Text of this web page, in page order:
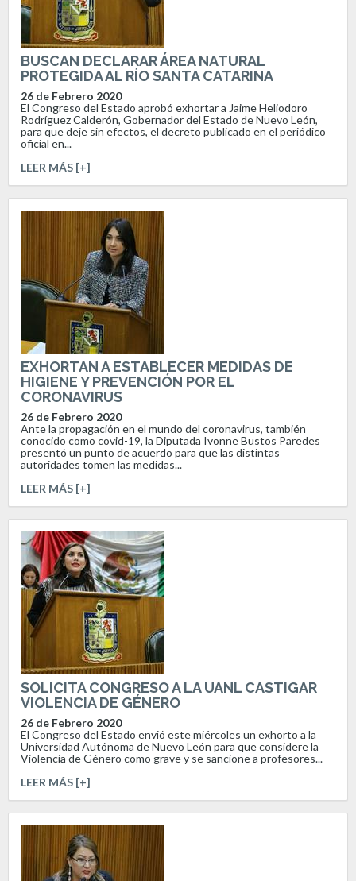
BUSCAN DECLARAR ÁREA NATURAL
PROTEGIDA AL RÍO SANTA CATARINA
26 de Febrero 2020
El Congreso del Estado aprobó exhortar a Jaime Heliodoro
Rodríguez Calderón, Gobernador del Estado de Nuevo León,
para que deje sin efectos, el decreto publicado en el periódico
oficial en...
LEER MÁS [+]
EXHORTAN A ESTABLECER MEDIDAS DE
HIGIENE Y PREVENCIÓN POR EL
CORONAVIRUS
26 de Febrero 2020
Ante la propagación en el mundo del coronavirus, también
conocido como covid-19, la Diputada Ivonne Bustos Paredes
presentó un punto de acuerdo para que las distintas
autoridades tomen las medidas...
LEER MÁS [+]
SOLICITA CONGRESO A LA UANL CASTIGAR
VIOLENCIA DE GÉNERO
26 de Febrero 2020
El Congreso del Estado envió este miércoles un exhorto a la
Universidad Autónoma de Nuevo León para que considere la
Violencia de Género como grave y se sancione a profesores...
LEER MÁS [+]